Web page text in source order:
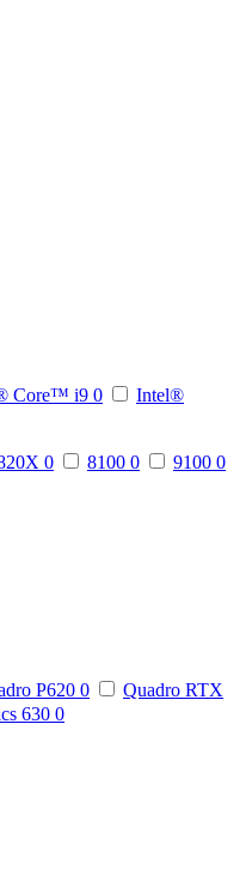
Core™ i9 0 Intel®
0 8100 0 9100 0
P620 0
Quadro RTX
630 0